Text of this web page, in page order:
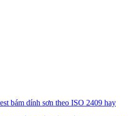
bám dính sơn theo ISO 2409 hay